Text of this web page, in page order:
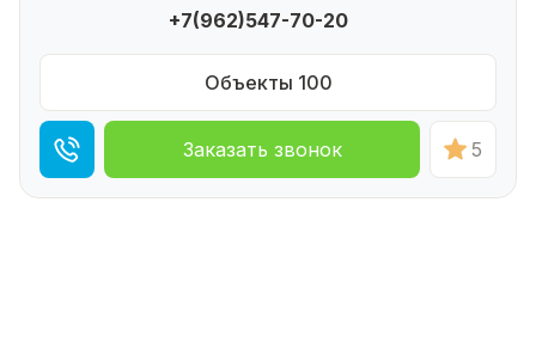
+7(962)547-70-20
Объекты 100
Заказать звонок 5